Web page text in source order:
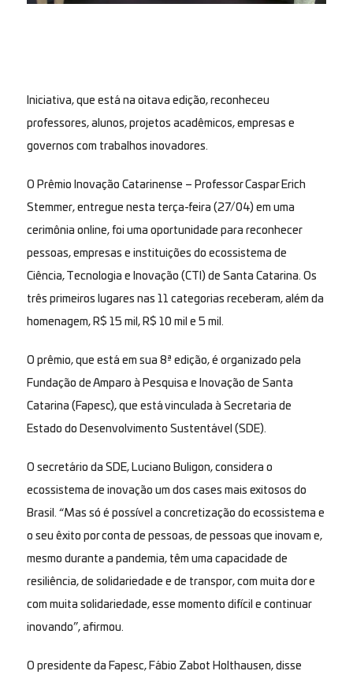
Iniciativa, que está na oitava edição, reconheceu
professores, alunos, projetos acadêmicos, empresas e
governos com trabalhos inovadores.
O Prêmio Inovação Catarinense – Professor Caspar Erich
Stemmer, entregue nesta terça-feira (27/04) em uma
cerimônia online, foi uma oportunidade para reconhecer
pessoas, empresas e instituições do ecossistema de
Ciência, Tecnologia e Inovação (CTI) de Santa Catarina. Os
três primeiros lugares nas 11 categorias receberam, além da
homenagem, R$ 15 mil, R$ 10 mil e 5 mil.
O prêmio, que está em sua 8ª edição, é organizado pela
Fundação de Amparo à Pesquisa e Inovação de Santa
Catarina (Fapesc), que está vinculada à Secretaria de
Estado do Desenvolvimento Sustentável (SDE).
O secretário da SDE, Luciano Buligon, considera o
ecossistema de inovação um dos cases mais exitosos do
Brasil. “Mas só é possível a concretização do ecossistema e
o seu êxito por conta de pessoas, de pessoas que inovam e,
mesmo durante a pandemia, têm uma capacidade de
resiliência, de solidariedade e de transpor, com muita dor e
com muita solidariedade, esse momento difícil e continuar
inovando”, afirmou.
O presidente da Fapesc, Fábio Zabot Holthausen, disse